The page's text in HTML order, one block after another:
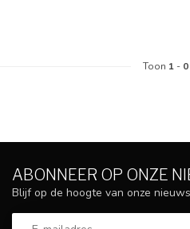
Toon 1 - 0
ABONNEER OP ONZE
Blijf op de hoogte van onze